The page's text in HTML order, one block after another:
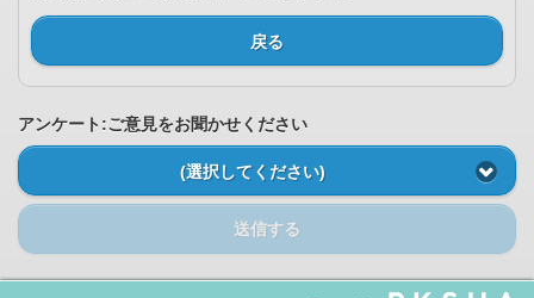
戻る
アンケート:ご意見をお聞かせください
(選択してください)
送信する